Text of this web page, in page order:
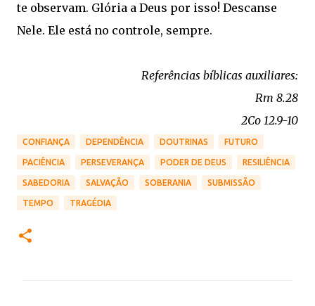
te observam. Glória a Deus por isso! Descanse
Nele. Ele está no controle, sempre.
Referências bíblicas auxiliares:
Rm 8.28
2Co 12.9-10
CONFIANÇA DEPENDÊNCIA DOUTRINAS FUTURO
PACIÊNCIA PERSEVERANÇA PODER DE DEUS RESILIÊNCIA
SABEDORIA SALVAÇÃO SOBERANIA SUBMISSÃO
TEMPO TRAGÉDIA